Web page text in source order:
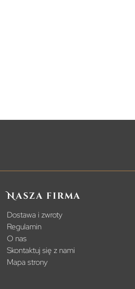
Nasza firma
Dostawa i zwroty
Regulamin
O nas
Skontaktuj się z nami
Mapa strony